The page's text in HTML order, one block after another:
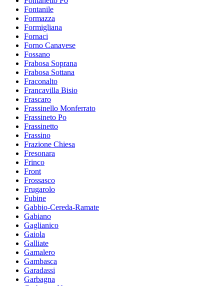
Fontanile
Formazza
Formigliana
Fornaci
Forno Canavese
Fossano
Frabosa Soprana
Frabosa Sottana
Fraconalto
Francavilla Bisio
Frascaro
Frassinello Monferrato
Frassineto Po
Frassinetto
Frassino
Frazione Chiesa
Fresonara
Frinco
Front
Frossasco
Frugarolo
Fubine
Gabbio-Cereda-Ramate
Gabiano
Gaglianico
Gaiola
Galliate
Gamalero
Gambasca
Garadassi
Garbagna